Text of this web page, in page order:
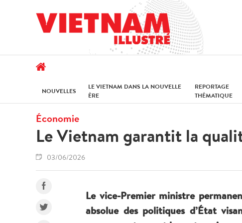
NOUVELLES
LE VIETNAM DANS LA NOUVELLE
ÈRE
REPORTAGE
THÉMATIQUE
Économie
Le Vietnam garantit la
03/06/2026
Le vice-Premier ministre
absolue des politiques d’État